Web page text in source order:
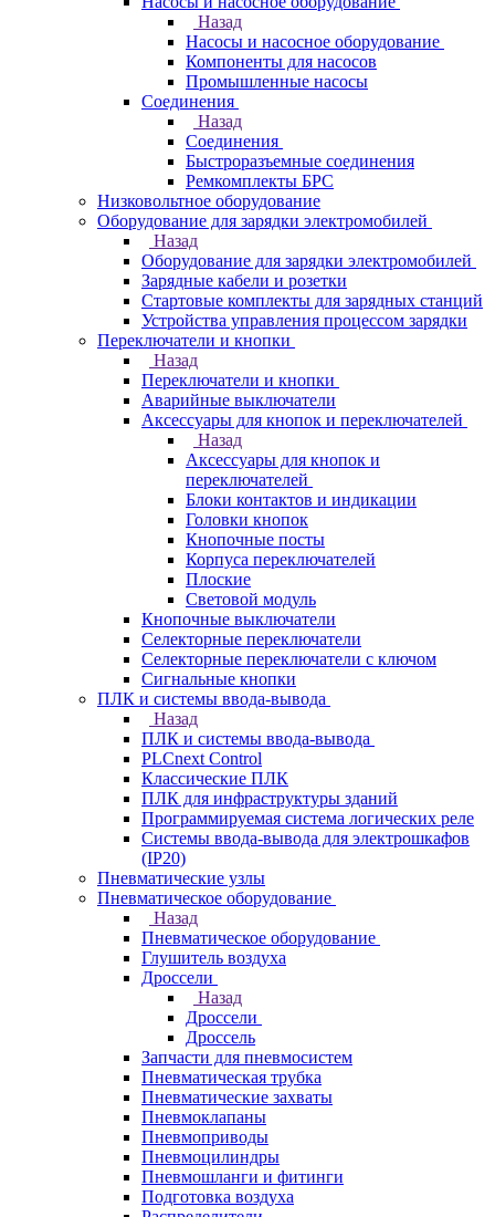
Назад
Насосы и насосное оборудование
Компоненты для насосов
Промышленные насосы
Соединения
Назад
Соединения
Быстроразъемные соединения
Ремкомплекты БРС
Низковольтное оборудование
Оборудование для зарядки электромобилей
Назад
Оборудование для зарядки электромобилей
Зарядные кабели и розетки
Стартовые комплекты для зарядных станций
Устройства управления процессом зарядки
Переключатели и кнопки
Назад
Переключатели и кнопки
Аварийные выключатели
Аксессуары для кнопок и переключателей
Назад
Аксессуары для кнопок и
переключателей
Блоки контактов и индикации
Головки кнопок
Кнопочные посты
Корпуса переключателей
Плоские
Световой модуль
Кнопочные выключатели
Селекторные переключатели
Селекторные переключатели с ключом
Сигнальные кнопки
ПЛК и системы ввода-вывода
Назад
ПЛК и системы ввода-вывода
PLCnext Control
Классические ПЛК
ПЛК для инфраструктуры зданий
Программируемая система логических реле
Системы ввода-вывода для электрошкафов
(IP20)
Пневматические узлы
Пневматическое оборудование
Назад
Пневматическое оборудование
Глушитель воздуха
Дроссели
Назад
Дроссели
Дроссель
Запчасти для пневмосистем
Пневматическая трубка
Пневматические захваты
Пневмоклапаны
Пневмоприводы
Пневмоцилиндры
Пневмошланги и фитинги
Подготовка воздуха